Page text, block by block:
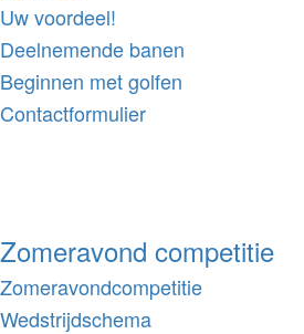
Uw voordeel!
Deelnemende banen
Beginnen met golfen
Contactformulier
Zomeravond competitie
Zomeravondcompetitie
Wedstrijdschema